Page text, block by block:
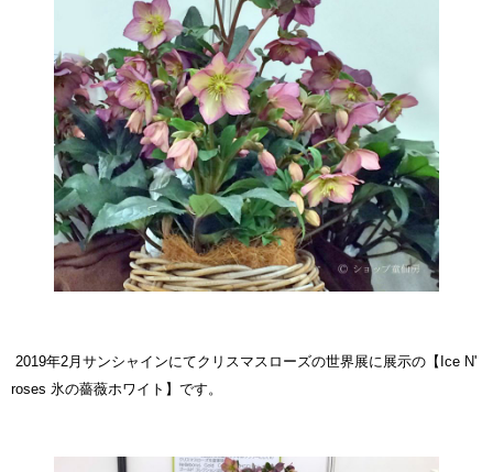
2019年2月サンシャインにてクリスマスローズの世界展に展示の 【Ice N'
roses 氷の薔薇ホワイト】 です。